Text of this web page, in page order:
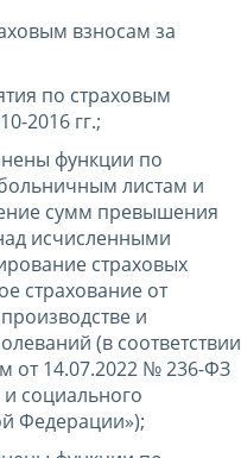
взносам за
по страховым
2016 гг.;
функции по
листам и
сумм превышения
исчисленными
страховых
страхование от
и
(в соответствии
от 14.07.2022 № 236-ФЗ
социального
Федерации»);